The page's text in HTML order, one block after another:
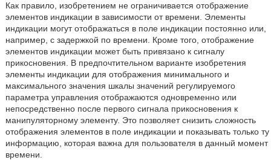
Как правило, изобретением не ограничивается отображение
элементов индикации в зависимости от времени. Элементы
индикации могут отображаться в поле индикации постоянно или,
например, с задержкой по времени. Кроме того, отображение
элементов индикации может быть привязано к сигналу
прикосновения. В предпочтительном варианте изобретения
элементы индикации для отображения минимального и
максимального значения шкалы значений регулируемого
параметра управления отображаются одновременно или
непосредственно после первого сигнала прикосновения к
манипуляторному элементу. Это позволяет снизить сложность
отображения элементов в поле индикации и показывать только ту
информацию, которая важна для пользователя в данный момент
времени.